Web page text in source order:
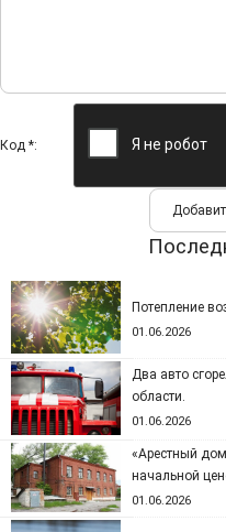
Код *:
Потепление
01.06.2026
Два авто
области.
01.06.2026
«Арестный
начальной
01.06.2026